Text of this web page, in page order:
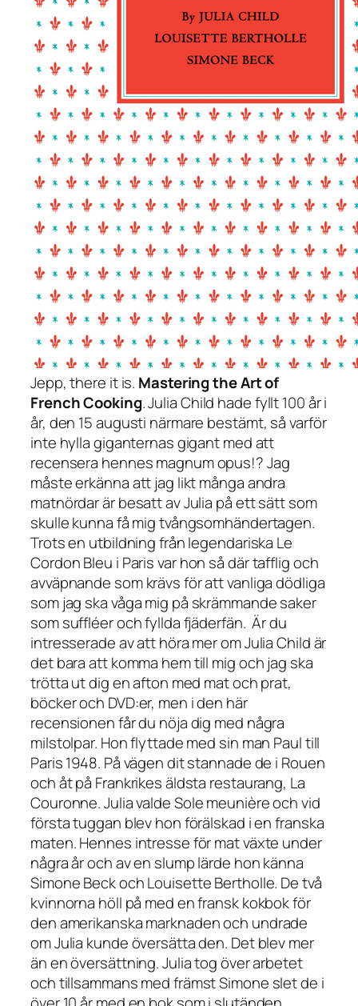
Jepp, there it is. Mastering the Art of
French Cooking. Julia Child hade fyllt 100 år i
år, den 15 augusti närmare bestämt, så varför
inte hylla giganternas gigant med att
recensera hennes magnum opus!? Jag
måste erkänna att jag likt många andra
matnördar är besatt av Julia på ett sätt som
skulle kunna få mig tvångsomhändertagen.
Trots en utbildning från legendariska Le
Cordon Bleu i Paris var hon så där tafflig och
avväpnande som krävs för att vanliga dödliga
som jag ska våga mig på skrämmande saker
som suffléer och fyllda fjäderfän. Är du
intresserade av att höra mer om Julia Child är
det bara att komma hem till mig och jag ska
trötta ut dig en afton med mat och prat,
böcker och DVD:er, men i den här
recensionen får du nöja dig med några
milstolpar. Hon flyttade med sin man Paul till
Paris 1948. På vägen dit stannade de i Rouen
och åt på Frankrikes äldsta restaurang, La
Couronne. Julia valdeSole meunièreoch vid
första tuggan blev hon förälskad i en franska
maten. Hennes intresse för mat växte under
några år och av en slump lärde hon känna
Simone Beck och Louisette Bertholle. De två
kvinnorna höll på med en fransk kokbok för
den amerikanska marknaden och undrade
om Julia kunde översätta den. Det blev mer
än en översättning. Julia tog över arbetet
och tillsammans med främst Simone slet de i